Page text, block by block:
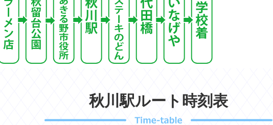
秋川駅ルート時刻表